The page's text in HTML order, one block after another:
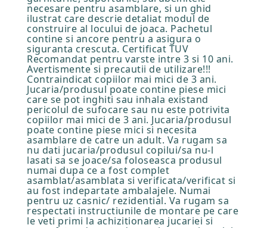
necesare pentru asamblare, si un ghid
ilustrat care descrie detaliat modul de
construire al locului de joaca. Pachetul
contine si ancore pentru a asigura o
siguranta crescuta. Certificat TUV
Recomandat pentru varste intre 3 si 10 ani.
Avertismente si precautii de utilizare!!!
Contraindicat copiilor mai mici de 3 ani.
Jucaria/produsul poate contine piese mici
care se pot inghiti sau inhala existand
pericolul de sufocare sau nu este potrivita
copiilor mai mici de 3 ani. Jucaria/produsul
poate contine piese mici si necesita
asamblare de catre un adult. Va rugam sa
nu dati jucaria/produsul copilui/sa nu-l
lasati sa se joace/sa foloseasca produsul
numai dupa ce a fost complet
asamblat/asamblata si verificata/verificat si
au fost indepartate ambalajele. Numai
pentru uz casnic/ rezidential. Va rugam sa
respectati instructiunile de montare pe care
le veti primi la achizitionarea jucariei si